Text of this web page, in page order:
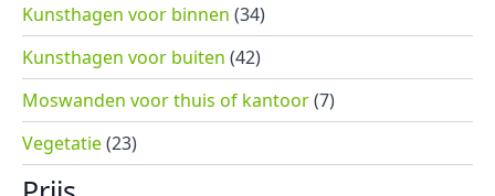
Kunsthagen voor binnen (34)
Kunsthagen voor buiten (42)
Moswanden voor thuis of kantoor(7)
Vegetatie(23)